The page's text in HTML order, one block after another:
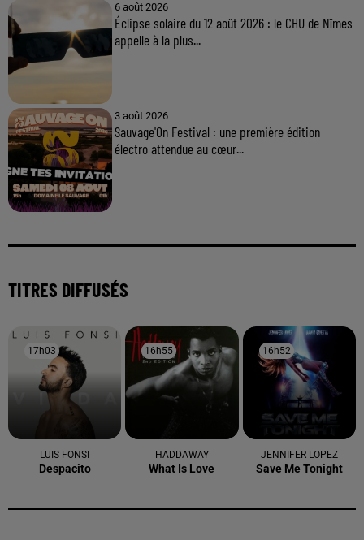
6 août 2026
Éclipse solaire du 12 août 2026 : le CHU de Nîmes
appelle à la plus...
3 août 2026
Sauvage'On Festival : une première édition
électro attendue au cœur...
TITRES DIFFUSÉS
17h03
17h03
LUIS FONSI
Despacito
16h55
16h55
HADDAWAY
What Is Love
16h52
16h52
JENNIFER LOPEZ
Save Me Tonight